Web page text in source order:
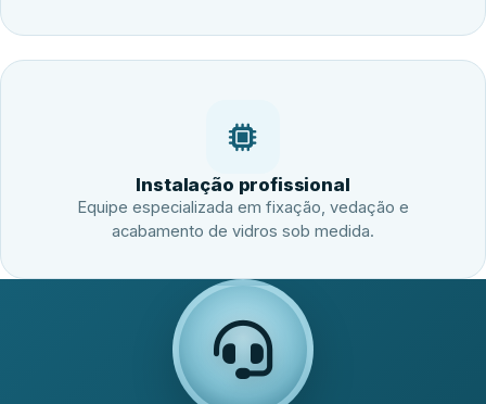
Instalação profissional
Equipe especializada em fixação, vedação e
acabamento de vidros sob medida.